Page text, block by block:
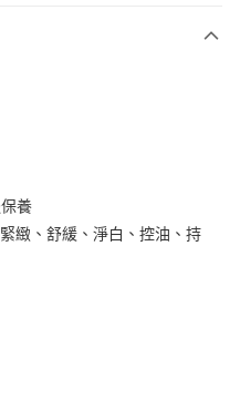
養
緻、舒緩、淨白、控油、持